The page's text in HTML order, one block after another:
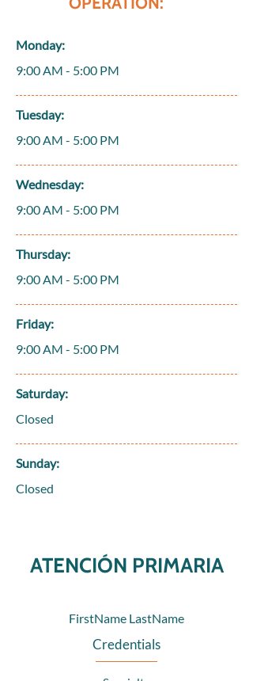
Monday:
9:00 AM - 5:00 PM
Tuesday:
9:00 AM - 5:00 PM
Wednesday:
9:00 AM - 5:00 PM
Thursday:
9:00 AM - 5:00 PM
Friday:
9:00 AM - 5:00 PM
Saturday:
Closed
Sunday:
Closed
ATENCIÓN PRIMARIA
FirstName LastName
Credentials